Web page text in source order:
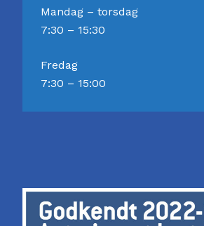
Mandag – torsdag
7:30 – 15:30
Fredag
7:30 – 15:00